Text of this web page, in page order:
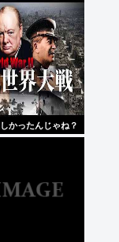
かったんじゃね？